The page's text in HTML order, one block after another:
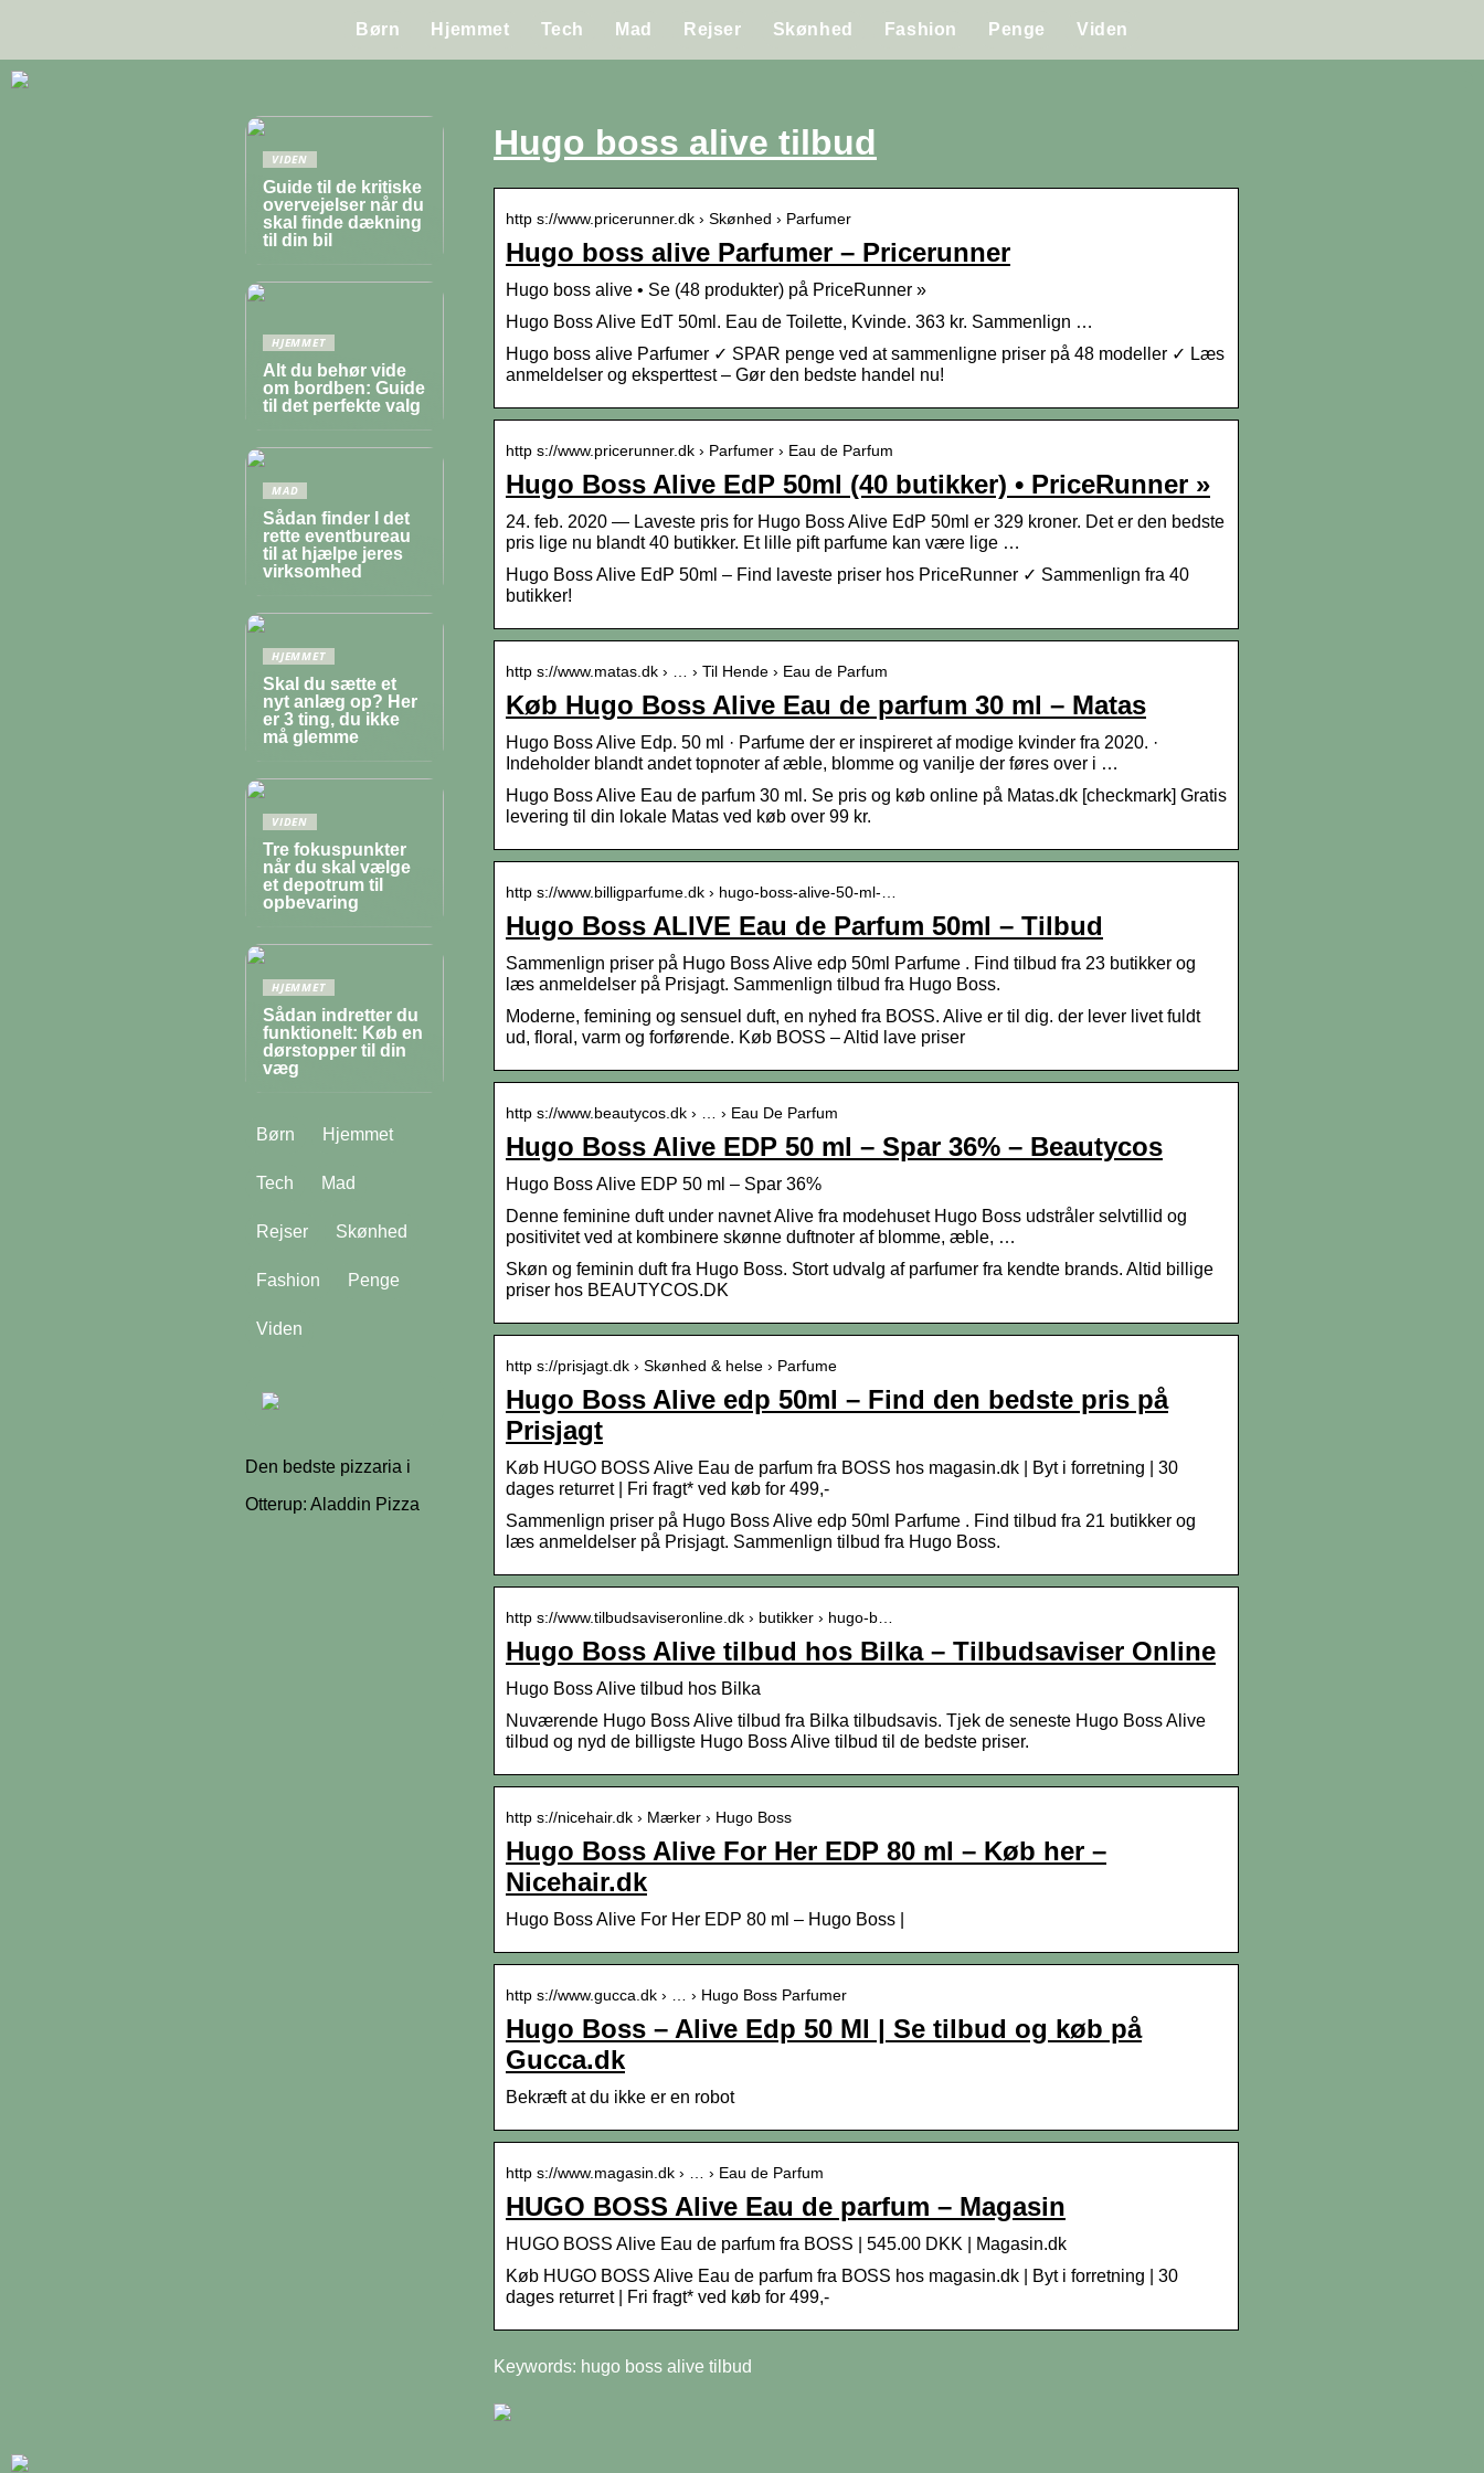
Børn Hjemmet Tech Mad Rejser Skønhed Fashion Penge Viden
Hugo boss alive tilbud
http s://www.pricerunner.dk › Skønhed › Parfumer
Hugo boss alive Parfumer – Pricerunner
Hugo boss alive • Se (48 produkter) på PriceRunner »
Hugo Boss Alive EdT 50ml. Eau de Toilette, Kvinde. 363 kr. Sammenlign …
Hugo boss alive Parfumer ✓ SPAR penge ved at sammenligne priser på 48 modeller ✓ Læs
anmeldelser og eksperttest – Gør den bedste handel nu!
http s://www.pricerunner.dk › Parfumer › Eau de Parfum
Hugo Boss Alive EdP 50ml (40 butikker) • PriceRunner »
24. feb. 2020 — Laveste pris for Hugo Boss Alive EdP 50ml er 329 kroner. Det er den bedste
pris lige nu blandt 40 butikker. Et lille pift parfume kan være lige …
Hugo Boss Alive EdP 50ml – Find laveste priser hos PriceRunner ✓ Sammenlign fra 40
butikker!
http s://www.matas.dk › … › Til Hende › Eau de Parfum
Køb Hugo Boss Alive Eau de parfum 30 ml – Matas
Hugo Boss Alive Edp. 50 ml · Parfume der er inspireret af modige kvinder fra 2020. ·
Indeholder blandt andet topnoter af æble, blomme og vanilje der føres over i …
Hugo Boss Alive Eau de parfum 30 ml. Se pris og køb online på Matas.dk [checkmark] Gratis
levering til din lokale Matas ved køb over 99 kr.
http s://www.billigparfume.dk › hugo-boss-alive-50-ml-…
Hugo Boss ALIVE Eau de Parfum 50ml – Tilbud
Sammenlign priser på Hugo Boss Alive edp 50ml Parfume . Find tilbud fra 23 butikker og
læs anmeldelser på Prisjagt. Sammenlign tilbud fra Hugo Boss.
Moderne, femining og sensuel duft, en nyhed fra BOSS. Alive er til dig. der lever livet fuldt
ud, floral, varm og forførende. Køb BOSS – Altid lave priser
http s://www.beautycos.dk › … › Eau De Parfum
Hugo Boss Alive EDP 50 ml – Spar 36% – Beautycos
Hugo Boss Alive EDP 50 ml – Spar 36%
Denne feminine duft under navnet Alive fra modehuset Hugo Boss udstråler selvtillid og
positivitet ved at kombinere skønne duftnoter af blomme, æble, …
Skøn og feminin duft fra Hugo Boss. Stort udvalg af parfumer fra kendte brands. Altid billige
priser hos BEAUTYCOS.DK
http s://prisjagt.dk › Skønhed & helse › Parfume
Hugo Boss Alive edp 50ml – Find den bedste pris på
Prisjagt
Køb HUGO BOSS Alive Eau de parfum fra BOSS hos magasin.dk | Byt i forretning | 30
dages returret | Fri fragt* ved køb for 499,-
Sammenlign priser på Hugo Boss Alive edp 50ml Parfume . Find tilbud fra 21 butikker og
læs anmeldelser på Prisjagt. Sammenlign tilbud fra Hugo Boss.
http s://www.tilbudsaviseronline.dk › butikker › hugo-b…
Hugo Boss Alive tilbud hos Bilka – Tilbudsaviser Online
Hugo Boss Alive tilbud hos Bilka
Nuværende Hugo Boss Alive tilbud fra Bilka tilbudsavis. Tjek de seneste Hugo Boss Alive
tilbud og nyd de billigste Hugo Boss Alive tilbud til de bedste priser.
http s://nicehair.dk › Mærker › Hugo Boss
Hugo Boss Alive For Her EDP 80 ml – Køb her –
Nicehair.dk
Hugo Boss Alive For Her EDP 80 ml – Hugo Boss |
http s://www.gucca.dk › … › Hugo Boss Parfumer
Hugo Boss – Alive Edp 50 Ml | Se tilbud og køb på
Gucca.dk
Bekræft at du ikke er en robot
http s://www.magasin.dk › … › Eau de Parfum
HUGO BOSS Alive Eau de parfum – Magasin
HUGO BOSS Alive Eau de parfum fra BOSS | 545.00 DKK | Magasin.dk
Køb HUGO BOSS Alive Eau de parfum fra BOSS hos magasin.dk | Byt i forretning | 30
dages returret | Fri fragt* ved køb for 499,-
Keywords: hugo boss alive tilbud
VIDEN
Guide til de kritiske
overvejelser når du
skal finde dækning
til din bil
HJEMMET
Alt du behør vide
om bordben: Guide
til det perfekte valg
MAD
Sådan finder I det
rette eventbureau
til at hjælpe jeres
virksomhed
HJEMMET
Skal du sætte et
nyt anlæg op? Her
er 3 ting, du ikke
må glemme
VIDEN
Tre fokuspunkter
når du skal vælge
et depotrum til
opbevaring
HJEMMET
Sådan indretter du
funktionelt: Køb en
dørstopper til din
væg
Børn Hjemmet
Tech Mad
Rejser Skønhed
Fashion Penge
Viden
Den bedste pizzaria i
Otterup: Aladdin Pizza